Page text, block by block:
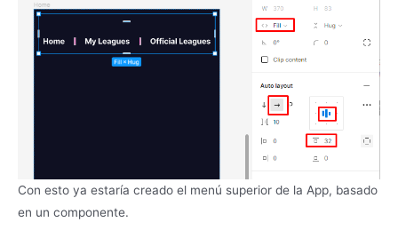
Con esto ya estaría creado el menú superior de la App, basado
en un componente.